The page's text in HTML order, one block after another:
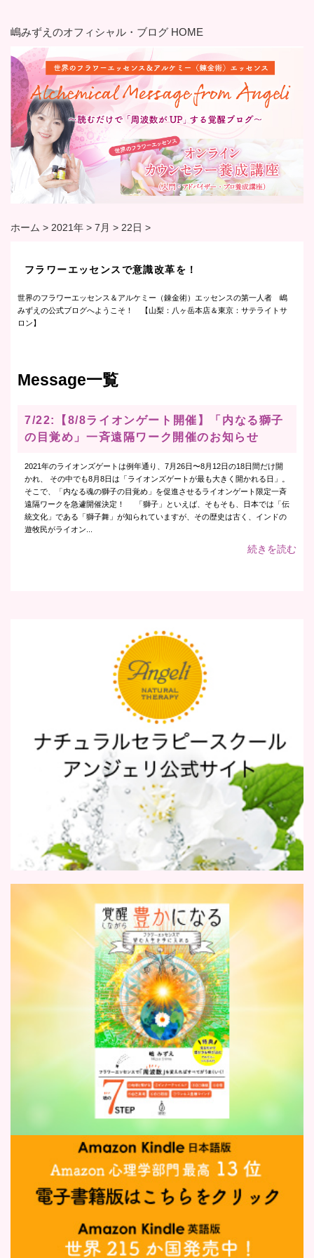
嶋みずえのオフィシャル・ブログ HOME
ホーム > 2021年 > 7月 > 22日 >
フラワーエッセンスで意識改革を！
世界のフラワーエッセンス＆アルケミー（錬金術）エッセンスの第一人者 嶋
みずえの公式ブログへようこそ！ 【山梨：八ヶ岳本店＆東京：サテライトサ
ロン】
Message一覧
7/22:【8/8ライオンゲート開催】「内なる獅子
の目覚め」一斉遠隔ワーク開催のお知らせ
2021年のライオンズゲートは例年通り、7月26日〜8月12日の18日間だけ開
かれ、 その中でも8月8日は「ライオンズゲートが最も大きく開かれる日」。
そこで、「内なる魂の獅子の目覚め」を促進させるライオンゲート限定一斉
遠隔ワークを急遽開催決定！ 「獅子」といえば、そもそも、日本では「伝
統文化」である「獅子舞」が知られていますが、その歴史は古く、インドの
遊牧民がライオン...
続きを読む